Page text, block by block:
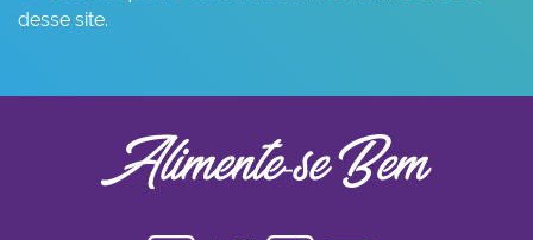
desse site.